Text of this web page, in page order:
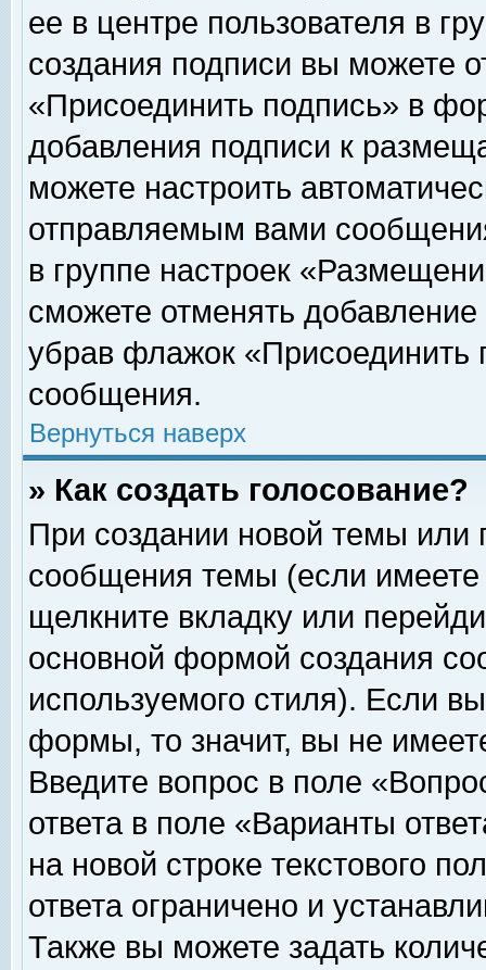
ее в центре пользователя в
создания подписи вы можете
«Присоединить подпись» в
добавления подписи к
можете настроить
отправляемым вами
в группе настроек
сможете отменять
убрав флажок «Присоединить
сообщения.
Вернуться наверх
» Как создать голосование?
При создании новой темы или
сообщения темы (если
щелкните вкладку или
основной формой создания
используемого стиля). Если
формы, то значит, вы не
Введите вопрос в поле
ответа в поле «Варианты
на новой строке текстового
ответа ограничено и
Также вы можете задать